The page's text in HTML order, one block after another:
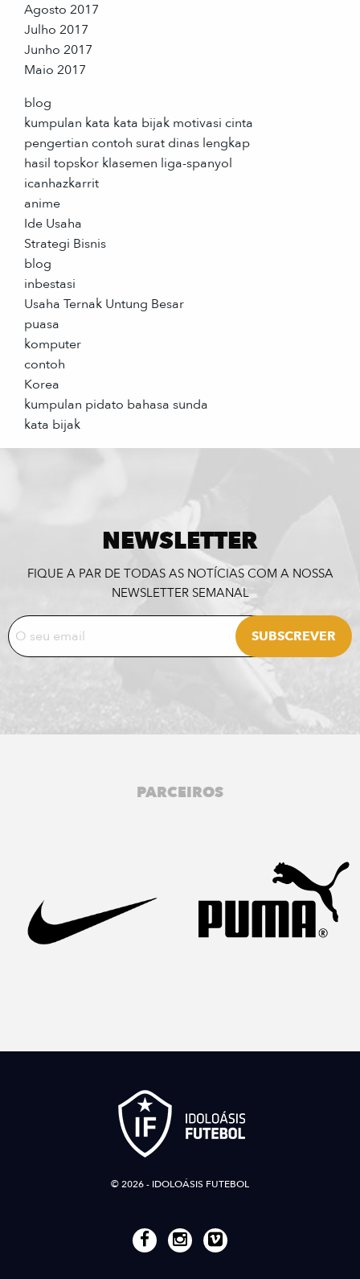
Agosto 2017
Julho 2017
Junho 2017
Maio 2017
blog
kumpulan kata kata bijak motivasi cinta
pengertian contoh surat dinas lengkap
hasil topskor klasemen liga-spanyol
icanhazkarrit
anime
Ide Usaha
Strategi Bisnis
blog
inbestasi
Usaha Ternak Untung Besar
puasa
komputer
contoh
Korea
kumpulan pidato bahasa sunda
kata bijak
NEWSLETTER
FIQUE A PAR DE TODAS AS NOTÍCIAS COM A NOSSA
NEWSLETTER SEMANAL
PARCEIROS
© 2026 - IDOLOÁSIS FUTEBOL